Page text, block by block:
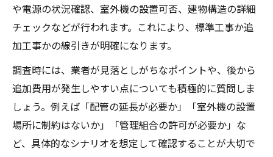
や電源の状況確認、室外機の設置可否、建物構造の詳細
チェックなどが行われます。これにより、標準工事か追
加工事かの線引きが明確になります。
調査時には、業者が見落としがちなポイントや、後から
追加費用が発生しやすい点についても積極的に質問しま
しょう。例えば「配管の延長が必要か」「室外機の設置
場所に制約はないか」「管理組合の許可が必要か」な
ど、具体的なシナリオを想定して確認することが大切で